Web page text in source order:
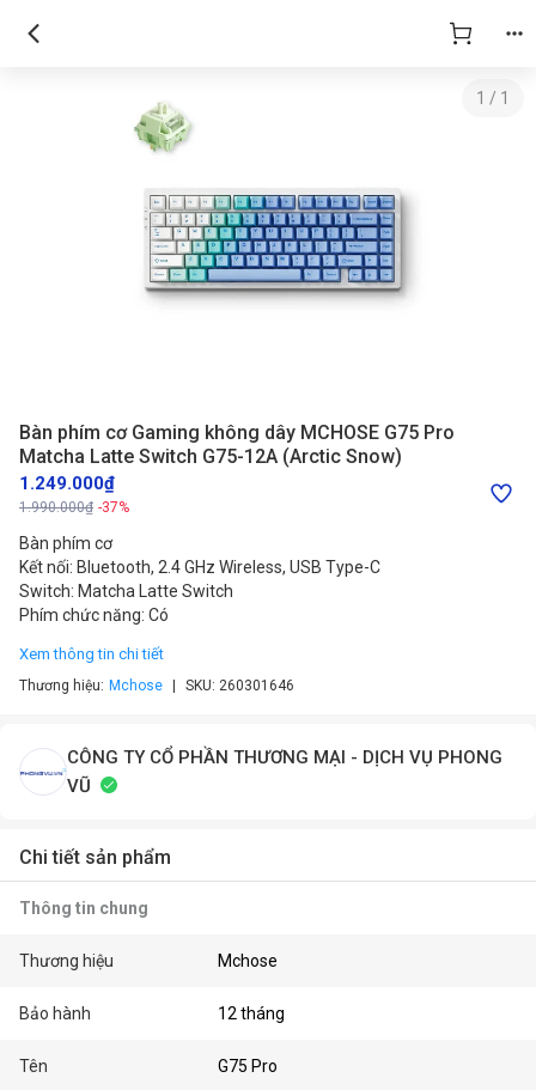
1 / 1
Bàn phím cơ Gaming không dây MCHOSE G75 Pro
Matcha Latte Switch G75-12A (Arctic Snow)
1.249.000₫
1.990.000₫ -37%
Bàn phím cơ
Kết nối: Bluetooth, 2.4 GHz Wireless, USB Type-C
Switch: Matcha Latte Switch
Phím chức năng: Có
Xem thông tin chi tiết
Thương hiệu: Mchose SKU: 260301646
CÔNG TY CỔ PHẦN THƯƠNG MẠI - DỊCH VỤ PHONG
VŨ
Chi tiết sản phẩm
Thông tin chung
Thương hiệu Mchose
Bảo hành 12 tháng
Tên G75 Pro